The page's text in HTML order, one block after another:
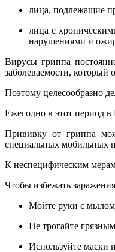
лица, подлежащие
лица с
нарушениями и
Вирусы гриппа
заболеваемости, который
Поэтому целесообразно
Ежегодно в этот период
Прививку от гриппа
специальных мобильных
К неспецифическим
Чтобы избежать
Мойте руки с мылом
Не трогайте
Используйте маски